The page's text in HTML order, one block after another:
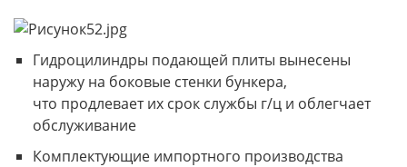
Гидроцилиндры подающей плиты вынесены
наружу на боковые стенки бункера,
что продлевает их срок службы г/ц и облегчает
обслуживание
Комплектующие импортного производства